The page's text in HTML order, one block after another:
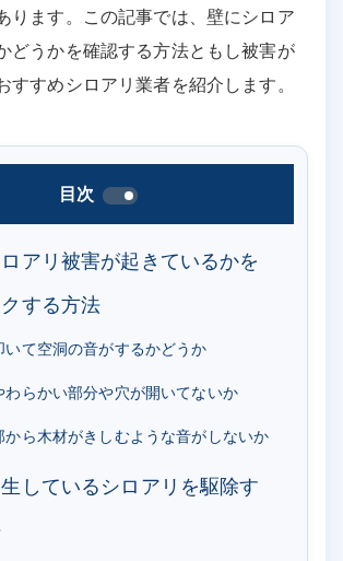
ります。この記事では、壁にシロア
どうかを確認する方法ともし被害が
すすめシロアリ業者を紹介します。
目次
アリ被害が起きているかを
する方法
いて空洞の音がするかどうか
わらかい部分や穴が開いてないか
から木材がきしむような音がしないか
しているシロアリを駆除す